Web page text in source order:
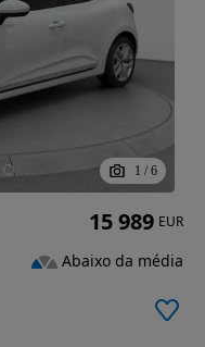
1 / 6
15 989 EUR
Abaixo da média